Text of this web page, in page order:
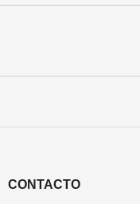
CONTACTO